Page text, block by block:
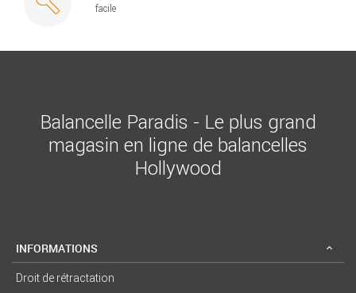
facile
Balancelle Paradis - Le plus grand
magasin en ligne de balancelles
Hollywood
INFORMATIONS
Droit de rétractation